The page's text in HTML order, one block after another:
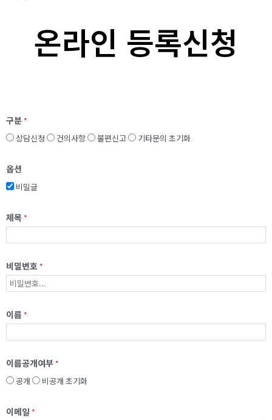
온라인 등록신청
구분 *
상담신청 건의사항 불편신고 기타문의 초기화
옵션
비밀글
제목 *
비밀번호 *
이름 *
이름공개여부 *
공개 비공개 초기화
이메일 *